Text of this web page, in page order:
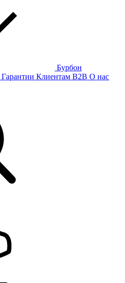
Бурбон
Гарантии Клиентам B2B О нас